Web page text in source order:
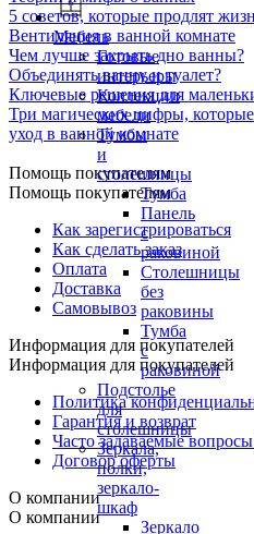
Мебель
Готовые
интерьеры
Коллекции
мебели
Тумбы
и
столешницы
Тумба
Панель
с
раковиной
Столешницы
без
раковины
Тумба
с
раковиной
Подстолье
для
столешницы
Зеркала,
полки,
зеркало-
шкаф
Зеркало
5 советов, которые продлят
Вентиляция в ванной комнате
Чем лучше закрыть дно ванны?
Объединять ванну и туалет?
Ключевые решения для
Три магических цифры,
уход в ванной комнате
Помощь покупателям
Помощь покупателям
Как зарегистрироваться
Как сделать заказ
Оплата
Доставка
Самовывоз
Информация для покупателей
Информация для покупателей
Политика
Гарантия и возврат
Часто задаваемые
Договор оферты
О компании
О компании